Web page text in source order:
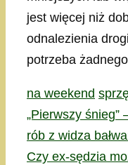
jest więcej niż
odnalezienia
potrzeba
Kategorie
na weekend Tagi
„Pierwszy
rób z widza
Czy ex-sędzia